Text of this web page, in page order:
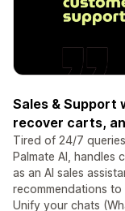
Sales & Support
recover carts,
Tired of 24/7
Palmate AI, handles
as an AI sales
recommendations
Unify your chats